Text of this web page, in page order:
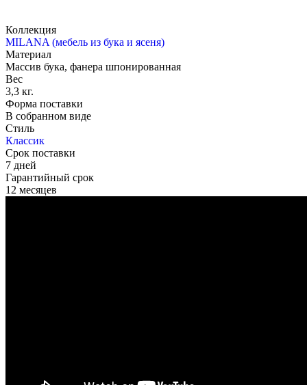
Коллекция
MILANA (мебель из бука и ясеня)
Материал
Массив бука, фанера шпонированная
Вес
3,3 кг.
Форма поставки
В собранном виде
Стиль
Классик
Срок поставки
7 дней
Гарантийный срок
12 месяцев